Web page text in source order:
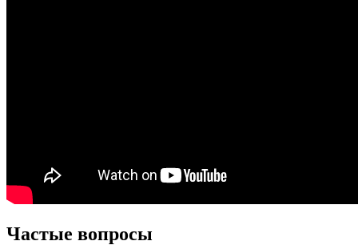
Частые вопросы